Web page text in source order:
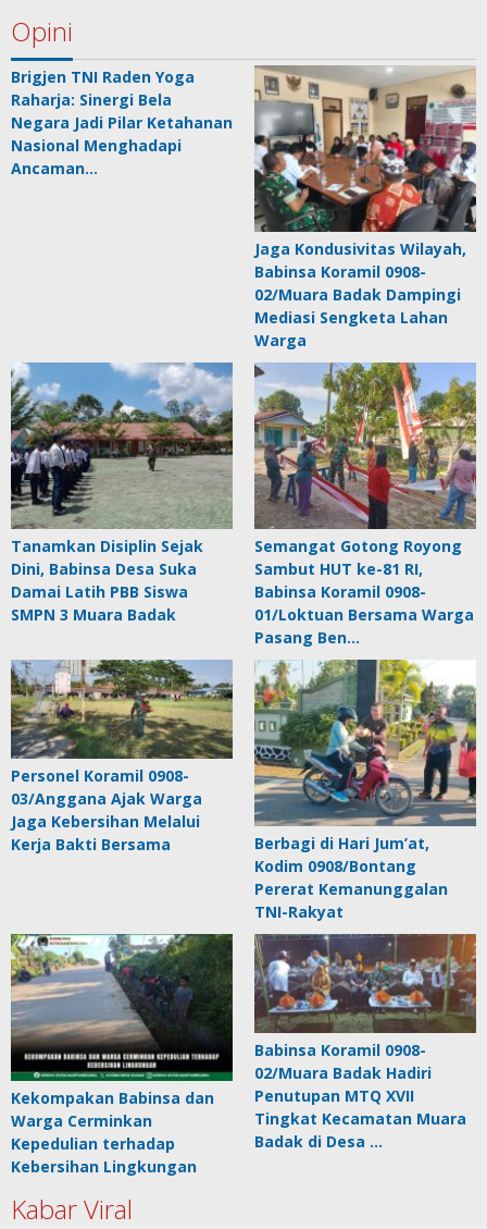
Opini
Brigjen TNI Raden Yoga
Raharja: Sinergi Bela
Negara Jadi Pilar Ketahanan
Nasional Menghadapi
Ancaman…
Jaga Kondusivitas Wilayah,
Babinsa Koramil 0908-
02/Muara Badak Dampingi
Mediasi Sengketa Lahan
Warga
Tanamkan Disiplin Sejak
Dini, Babinsa Desa Suka
Damai Latih PBB Siswa
SMPN 3 Muara Badak
Semangat Gotong Royong
Sambut HUT ke-81 RI,
Babinsa Koramil 0908-
01/Loktuan Bersama Warga
Pasang Ben…
Personel Koramil 0908-
03/Anggana Ajak Warga
Jaga Kebersihan Melalui
Kerja Bakti Bersama
Berbagi di Hari Jum’at,
Kodim 0908/Bontang
Pererat Kemanunggalan
TNI-Rakyat
Kekompakan Babinsa dan
Warga Cerminkan
Kepedulian terhadap
Kebersihan Lingkungan
Babinsa Koramil 0908-
02/Muara Badak Hadiri
Penutupan MTQ XVII
Tingkat Kecamatan Muara
Badak di Desa …
Kabar Viral